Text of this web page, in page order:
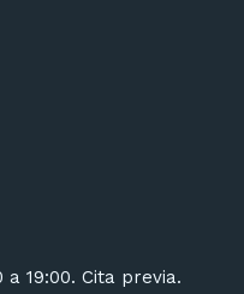
19:00. Cita previa.